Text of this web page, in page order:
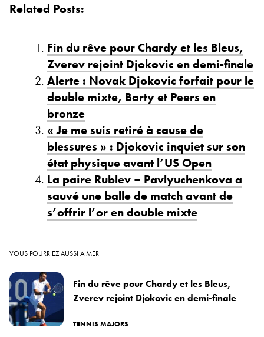
Related Posts:
Fin du rêve pour Chardy et les Bleus,
Zverev rejoint Djokovic en demi-finale
Alerte : Novak Djokovic forfait pour le
double mixte, Barty et Peers en
bronze
« Je me suis retiré à cause de
blessures » : Djokovic inquiet sur son
état physique avant l’US Open
La paire Rublev – Pavlyuchenkova a
sauvé une balle de match avant de
s’offrir l’or en double mixte
VOUS POURRIEZ AUSSI AIMER
Fin du rêve pour Chardy et les Bleus,
Zverev rejoint Djokovic en demi-finale
TENNIS MAJORS